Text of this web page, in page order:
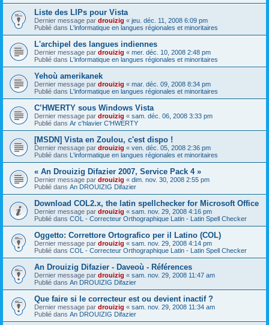
Liste des LIPs pour Vista
Dernier message par drouizig « jeu. déc. 11, 2008 6:09 pm
Publié dans L'informatique en langues régionales et minoritaires
L'archipel des langues indiennes
Dernier message par drouizig « mer. déc. 10, 2008 2:48 pm
Publié dans L'informatique en langues régionales et minoritaires
Yehoù amerikanek
Dernier message par drouizig « mar. déc. 09, 2008 8:34 pm
Publié dans L'informatique en langues régionales et minoritaires
C’HWERTY sous Windows Vista
Dernier message par drouizig « sam. déc. 06, 2008 3:33 pm
Publié dans Ar c'hlavier C'HWERTY
[MSDN] Vista en Zoulou, c'est dispo !
Dernier message par drouizig « ven. déc. 05, 2008 2:36 pm
Publié dans L'informatique en langues régionales et minoritaires
« An Drouizig Difazier 2007, Service Pack 4 »
Dernier message par drouizig « dim. nov. 30, 2008 2:55 pm
Publié dans An DROUIZIG Difazier
Download COL2.x, the latin spellchecker for Microsoft Office
Dernier message par drouizig « sam. nov. 29, 2008 4:16 pm
Publié dans COL - Correcteur Orthographique Latin - Latin Spell Checker
Oggetto: Correttore Ortografico per il Latino (COL)
Dernier message par drouizig « sam. nov. 29, 2008 4:14 pm
Publié dans COL - Correcteur Orthographique Latin - Latin Spell Checker
An Drouizig Difazier - Daveoù - Références
Dernier message par drouizig « sam. nov. 29, 2008 11:47 am
Publié dans An DROUIZIG Difazier
Que faire si le correcteur est ou devient inactif ?
Dernier message par drouizig « sam. nov. 29, 2008 11:34 am
Publié dans An DROUIZIG Difazier